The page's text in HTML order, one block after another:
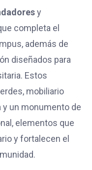
y
completa el
además de
diseñados para
Estos
mobiliario
un monumento de
elementos que
y fortalecen el